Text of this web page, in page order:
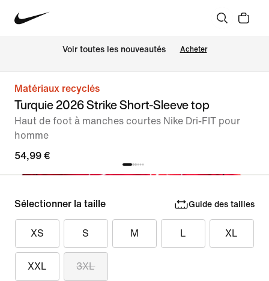
Voir toutes les nouveautés Acheter
Matériaux recyclés
Turquie 2026 Strike Short-Sleeve top
Haut de foot à manches courtes Nike Dri-FIT pour
homme
54,99 €
Sélectionner la taille Guide des tailles
XS S M L XL
XXL 3XL